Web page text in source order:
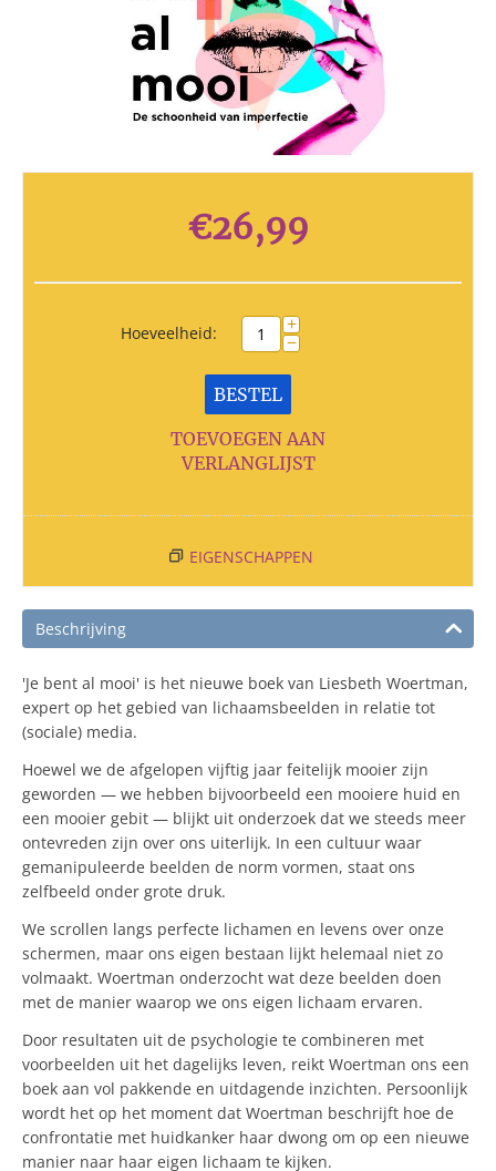
€26,99
Hoeveelheid: +
−
BESTEL
TOEVOEGEN AAN
VERLANGLIJST
EIGENSCHAPPEN
Beschrijving
'Je bent al mooi' is het nieuwe boek van Liesbeth Woertman,
expert op het gebied van lichaamsbeelden in relatie tot
(sociale) media.
Hoewel we de afgelopen vijftig jaar feitelijk mooier zijn
geworden — we hebben bijvoorbeeld een mooiere huid en
een mooier gebit — blijkt uit onderzoek dat we steeds meer
ontevreden zijn over ons uiterlijk. In een cultuur waar
gemanipuleerde beelden de norm vormen, staat ons
zelfbeeld onder grote druk.
We scrollen langs perfecte lichamen en levens over onze
schermen, maar ons eigen bestaan lijkt helemaal niet zo
volmaakt. Woertman onderzocht wat deze beelden doen
met de manier waarop we ons eigen lichaam ervaren.
Door resultaten uit de psychologie te combineren met
voorbeelden uit het dagelijks leven, reikt Woertman ons een
boek aan vol pakkende en uitdagende inzichten. Persoonlijk
wordt het op het moment dat Woertman beschrijft hoe de
confrontatie met huidkanker haar dwong om op een nieuwe
manier naar haar eigen lichaam te kijken.